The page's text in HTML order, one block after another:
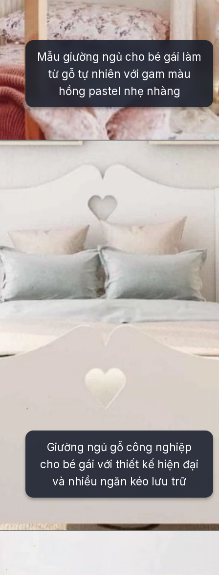
Mẫu giường ngủ cho bé gái làm
từ gỗ tự nhiên với gam màu
hồng pastel nhẹ nhàng
Giường ngủ gỗ công nghiệp
cho bé gái với thiết kế hiện đại
và nhiều ngăn kéo lưu trữ
Đang mở